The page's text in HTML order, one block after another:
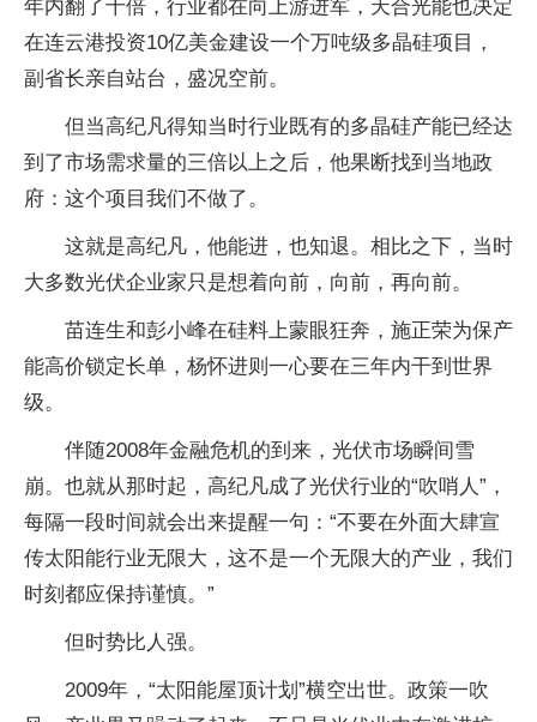
年内翻了十倍，行业都在向上游进军，天合光能也决定
在连云港投资10亿美金建设一个万吨级多晶硅项目，
副省长亲自站台，盛况空前。
但当高纪凡得知当时行业既有的多晶硅产能已经达
到了市场需求量的三倍以上之后，他果断找到当地政
府：这个项目我们不做了。
这就是高纪凡，他能进，也知退。相比之下，当时
大多数光伏企业家只是想着向前，向前，再向前。
苗连生和彭小峰在硅料上蒙眼狂奔，施正荣为保产
能高价锁定长单，杨怀进则一心要在三年内干到世界
级。
伴随2008年金融危机的到来，光伏市场瞬间雪
崩。也就从那时起，高纪凡成了光伏行业的“吹哨人”，
每隔一段时间就会出来提醒一句：“不要在外面大肆宣
传太阳能行业无限大，这不是一个无限大的产业，我们
时刻都应保持谨慎。”
但时势比人强。
2009年，“太阳能屋顶计划”横空出世。政策一吹